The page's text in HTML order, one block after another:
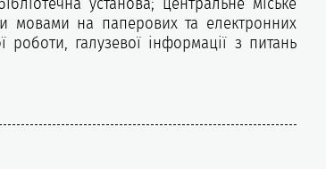
мовами на паперових та електронних
роботи, галузевої інформації з питань